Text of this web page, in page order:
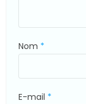
Nom *
E-mail *